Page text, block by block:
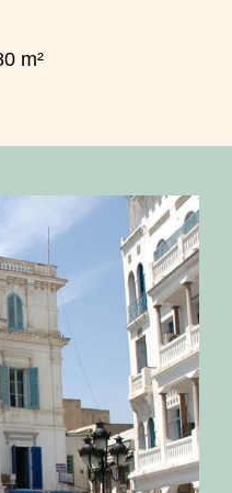
m²